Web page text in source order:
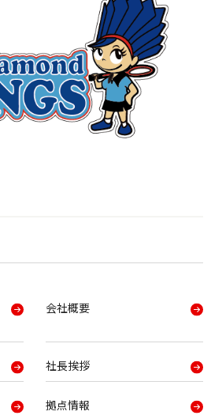
会社概要
社長挨拶
拠点情報